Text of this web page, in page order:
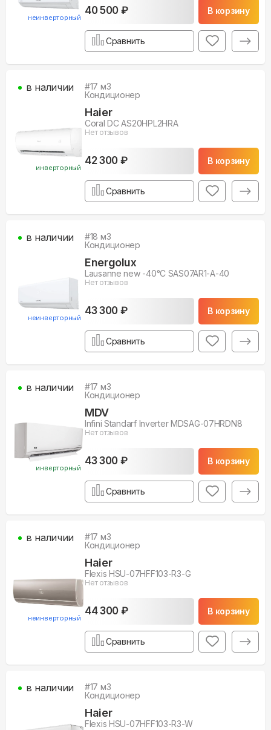
неинверторный
40 500 ₽ В корзину
Сравнить
инверторный
#17 м3
Кондиционер
Haier
Coral DC AS20HPL2HRA
Нет отзывов
42 300 ₽ В корзину
в наличии
Сравнить
неинверторный
#18 м3
Кондиционер
Energolux
Lausanne new -40°С SAS07AR1-A-40
Нет отзывов
43 300 ₽ В корзину
в наличии
Сравнить
инверторный
#17 м3
Кондиционер
MDV
Infini Standarf Inverter MDSAG-07HRDN8
Нет отзывов
43 300 ₽ В корзину
в наличии
Сравнить
неинверторный
#17 м3
Кондиционер
Haier
Flexis HSU-07HFF103-R3-G
Нет отзывов
44 300 ₽ В корзину
в наличии
Сравнить
#17 м3
Кондиционер
Haier
Flexis HSU-07HFF103-R3-W
в наличии